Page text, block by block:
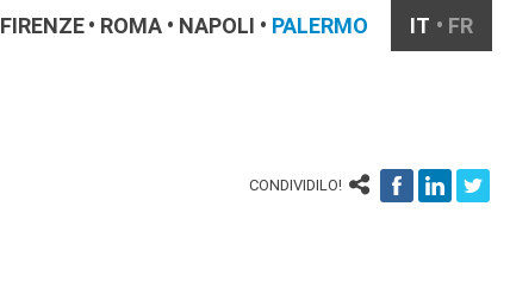
FIRENZE ROMA NAPOLI PALERMO IT FR
CONDIVIDILO!